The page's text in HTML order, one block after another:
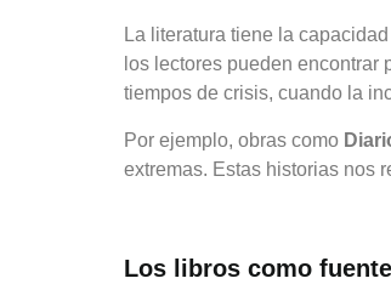
La literatura tiene la
los lectores pueden
tiempos de crisis, cuando la
Por ejemplo, obras como
extremas. Estas historias nos
Los libros como